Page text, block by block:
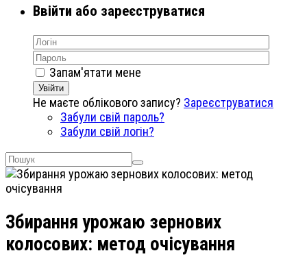
Ввійти або зареєструватися
Запам'ятати мене
Увійти
Не маєте облікового запису? Зареєструватися
Забули свій пароль?
Забули свій логін?
Збирання урожаю зернових
колосових: метод очісування